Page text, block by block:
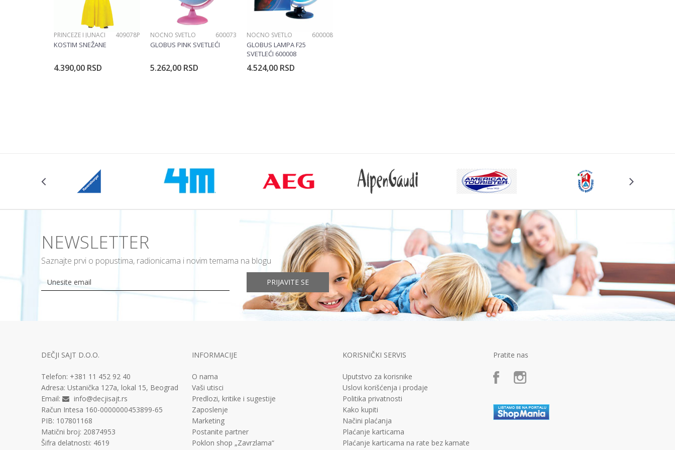
PRINCEZE I JUNACI 409078P
KOSTIM SNEŽANE
4.390,00 RSD
NOĆNO SVETLO 600073
GLOBUS PINK SVETLEĆI
5.262,00 RSD
NOĆNO SVETLO 600008
GLOBUS LAMPA F25
SVETLEĆI 600008
4.524,00 RSD
NEWSLETTER
Saznajte prvi o popustima, radionicama i novim temama na blogu
PRIJAVITE SE
DEČJI SAJT D.O.O.
Telefon: +381 11 452 92 40
Adresa: Ustanička 127a, lokal 15, Beograd
Email:
info@decjisajt.rs
Račun Intesa 160-0000000453899-65
PIB: 107801168
Matični broj: 20874953
Šifra delatnosti: 4619
INFORMACIJE
O nama
Vaši utisci
Predlozi, kritike i sugestije
Zaposlenje
Marketing
Postanite partner
Poklon shop „Zavrzlama“
KORISNIČKI SERVIS
Uputstvo za korisnike
Uslovi korišćenja i prodaje
Politika privatnosti
Kako kupiti
Načini plaćanja
Plaćanje karticama
Plaćanje karticama na rate bez kamate
Pratite nas